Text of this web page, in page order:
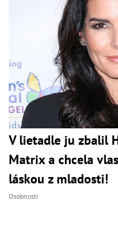
V lietadle ju zbalil
Matrix a chcela
láskou z mladosti!
Osobnosti